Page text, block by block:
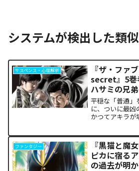
システムが検出した類
サスペンス・心理解析
『ザ・ファ
secret』5巻
ハサミの兄
因縁の真相
平穏な「普通」
に、ついに最凶
かつてアキラが
静寂が、一瞬に
するスリルに
ファンタジー
『黒猫と魔
ピカに宿る
の過去が明